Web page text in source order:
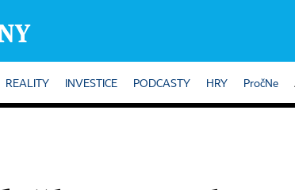
REALITY INVESTICE PODCASTY HRY PročNe